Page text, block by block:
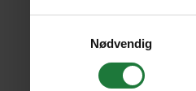
Nødvendig